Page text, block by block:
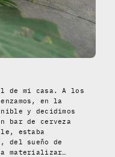
de mi casa. A los
en la
y decidimos
bar de cerveza
estaba
del sueño de
a materializar…